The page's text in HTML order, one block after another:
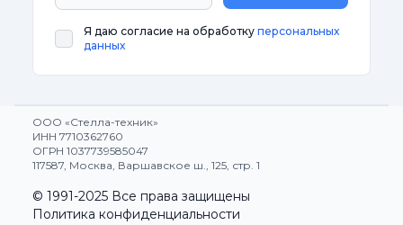
Я даю согласие на обработку персональных
данных
ООО «Стелла-техник»
ИНН 7710362760
ОГРН 1037739585047
117587, Москва, Варшавское ш., 125, стр. 1
© 1991-2025 Все права защищены
Политика конфиденциальности